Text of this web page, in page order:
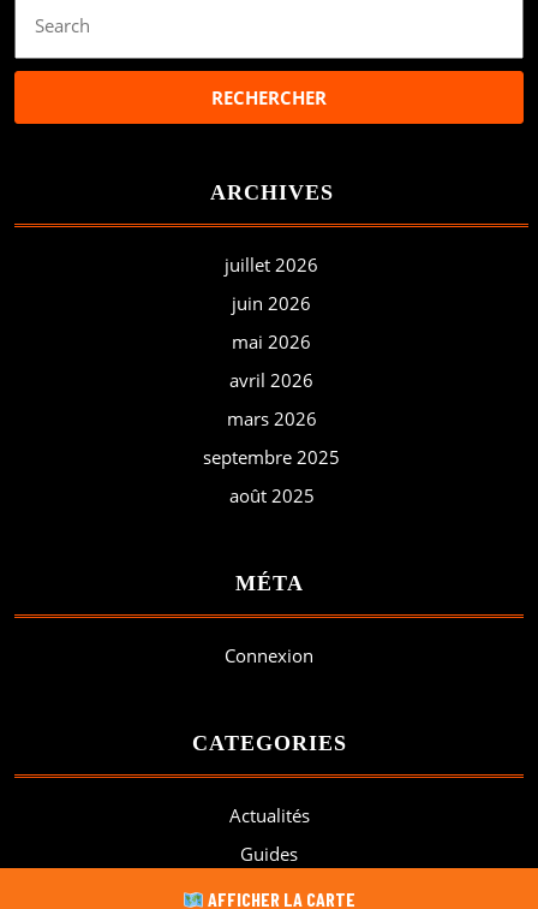
AFFICHER LA CARTE
for:
ARCHIVES
juillet 2026
juin 2026
mai 2026
avril 2026
mars 2026
septembre 2025
août 2025
MÉTA
Connexion
CATEGORIES
Actualités
Guides
Non classé